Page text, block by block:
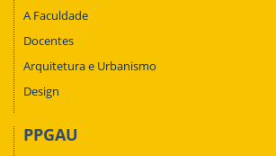
A Faculdade
Docentes
Arquitetura e Urbanismo
Design
PPGAU